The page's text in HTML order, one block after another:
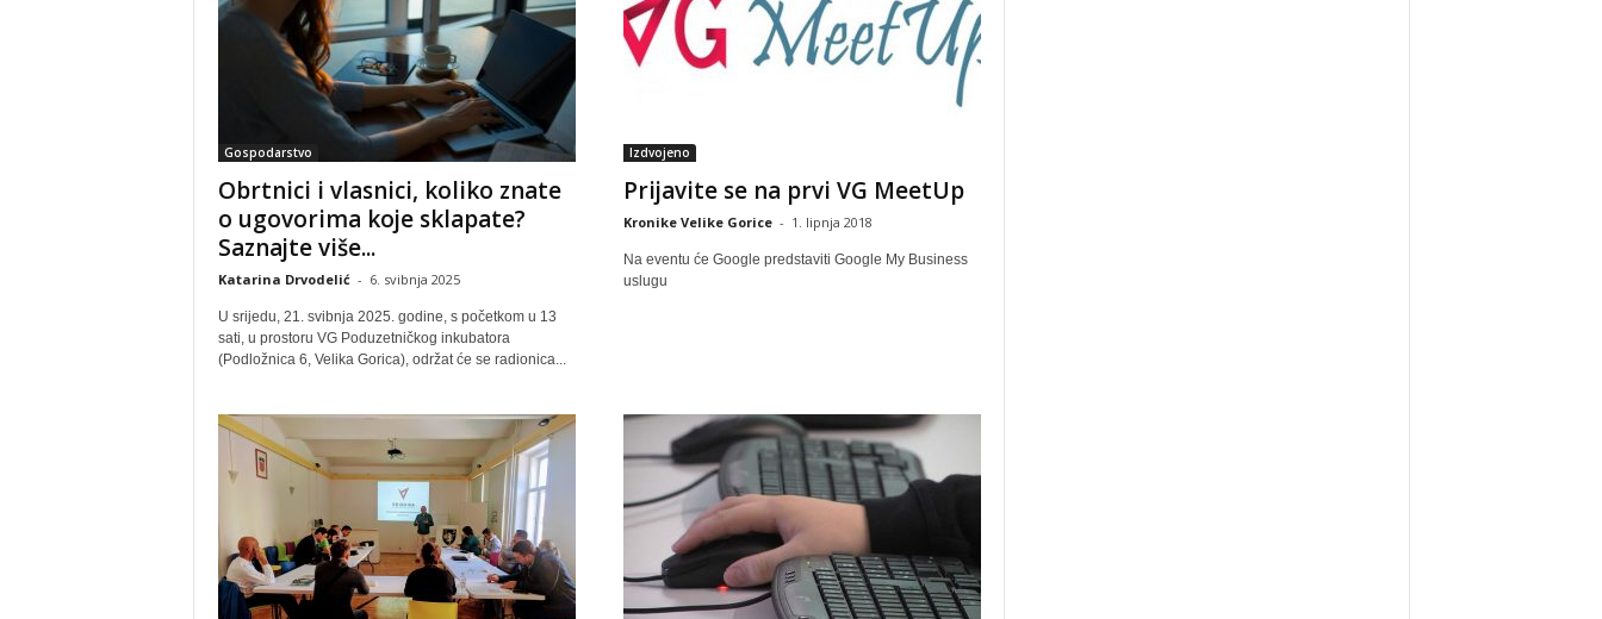
Gospodarstvo
Obrtnici i vlasnici, koliko znate
o ugovorima koje sklapate?
Saznajte više...
Katarina Drvodelić - 6. svibnja 2025
U srijedu, 21. svibnja 2025. godine, s početkom u 13
sati, u prostoru VG Poduzetničkog inkubatora
(Podložnica 6, Velika Gorica), održat će se radionica...
Izdvojeno
Prijavite se na prvi VG MeetUp
Kronike Velike Gorice - 1. lipnja 2018
Na eventu će Google predstaviti Google My Business
uslugu